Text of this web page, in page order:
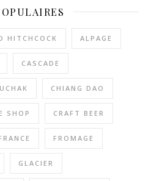
HITCHCOCK ALPAGE
CASCADE
CHIANG DAO
SHOP CRAFT BEER
FROMAGE
GLACIER